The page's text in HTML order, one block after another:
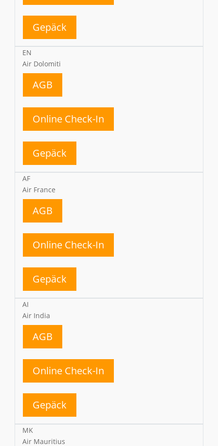
Gepäck
EN
Air Dolomiti
AGB
Online Check-In
Gepäck
AF
Air France
AGB
Online Check-In
Gepäck
AI
Air India
AGB
Online Check-In
Gepäck
MK
Air Mauritius